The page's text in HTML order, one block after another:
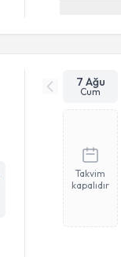
7 Ağu
Cum
Takvim
kapalıdır